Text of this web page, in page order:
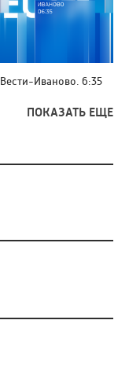
Вести-Иваново. 6:35
ПОКАЗАТЬ ЕЩЕ